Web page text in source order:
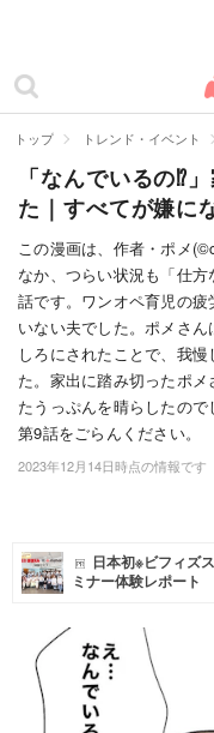
カテゴリー一覧
妊娠
出産
赤ちゃん・育児
子育て・家族
病院
美容・ファッション
お仕事
マネー
トレンド・イベント
トップ トレンド・イベント
「なんでいるの⁉
た｜すべてが嫌に
この漫画は、作者・ポメ
なか、つらい状況も「仕
話です。ワンオペ育児の
いない夫でした。ポメさ
しろにされたことで、我
た。家出に踏み切ったポ
たうっぷんを晴らしたので
第9話をごらんください。
2023年12月14日時点の情報です
日本初※ビフィズ
ミナー体験レポート